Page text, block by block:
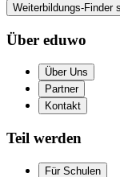
Weiterbildungs-Finder
Über eduwo
Über Uns
Partner
Kontakt
Teil werden
Für Schulen